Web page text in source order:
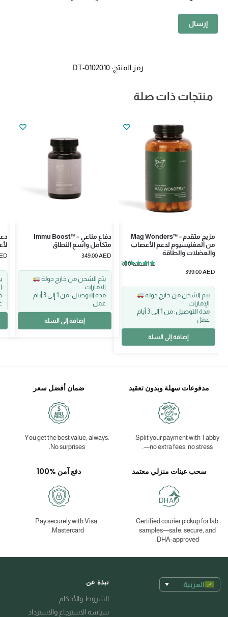
رمز المنتج:DT-0102010
منتجات ذات صلة
Mag Wonders™ – مزيج متقدم
من المغنيسيوم لدعم الأعصاب
والعضلات والطاقة
تم التقييم5.00
399.00AED
الإمارات
مدة التوصيل: من 1 إلى 3 أيام
عمل
إضافة إلى السلة
Immu Boost™ – دفاع مناعي
متكامل واسع النطاق
349.00AED
الإمارات
مدة التوصيل: من 1 إلى 3 أيام
عمل
إضافة إلى السلة
مدفوعات سهلة وبدون تعقيد
Split your payment with Tabby
—no extra fees, no stress.
ضمان أفضل سعر
You get the best value, always.
No surprises.
سحب عينات منزلي معتمد
Certified courier pickup for lab
samples—safe, secure, and
DHA-approved.
دفع آمن %100
Pay securely with Visa,
Mastercard.
العربية نبذة عن
الشروط والأحكام
سياسة الاسترجاع والاسترداد